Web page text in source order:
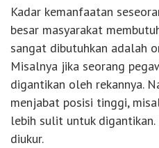
Kadar kemanfaatan
besar masyarakat
sangat dibutuhkan adalah
Misalnya jika seorang
digantikan oleh rekannya.
menjabat posisi tinggi,
lebih sulit untuk
diukur.